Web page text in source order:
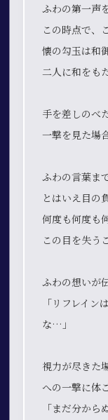
ふわの第一声
この時点で、
懐の勾玉は和
二人に和をも
手を差しのべ
一撃を見た場
ふわの言葉ま
とはいえ目の
何度も何度も
この目を失う
ふわの想いが
「リフレイン
な…」
視力が尽きた
への一撃に体
「まだ分から